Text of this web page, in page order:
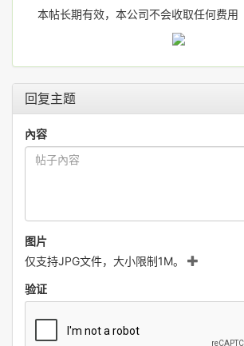
本帖长期有效，本公司不会收取任何费用
回复主题
內容
图片
仅支持JPG文件，大小限制1M。
验证